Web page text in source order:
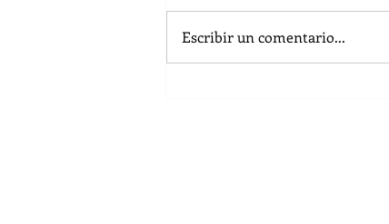
Escribir un comentario...